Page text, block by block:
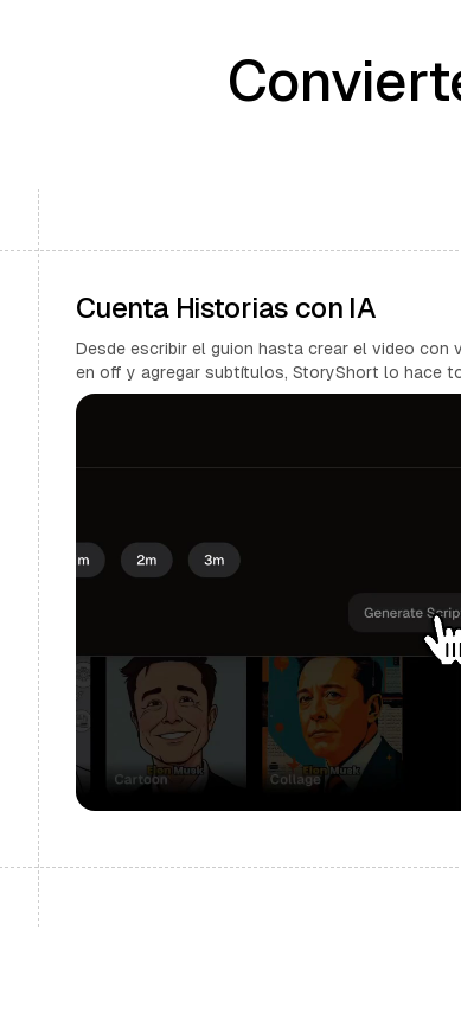
Cuenta Historias con IA
Desde escribir el guion hasta crear el video con
en off y agregar subtítulos, StoryShort lo hace